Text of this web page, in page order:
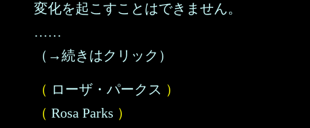
変化を起こすことはできません。
……
（→続きはクリック）
（ ローザ・パークス ）
（ Rosa Parks ）